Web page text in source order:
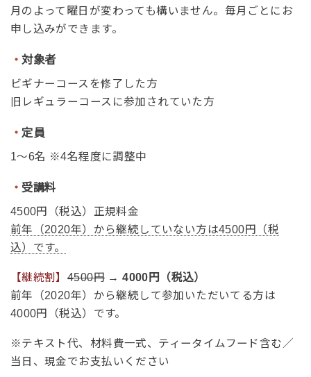
月のよって曜日が変わっても構いません。毎月ごとにお
申し込みができます。
・対象者
ビギナーコースを修了した方
旧レギュラーコースに参加されていた方
・ 定員
1～6名 ※4名程度に調整中
・ 受講料
4500円（税込）正規料金
前年（2020年）から継続していない方は4500円（税
込）です。
【継続割】 4500円→4000円（税込）
前年（2020年）から継続して参加いただいてる方は
4000円（税込）です。
※テキスト代、材料費一式、ティータイムフード含む／
当日、現金でお支払いください